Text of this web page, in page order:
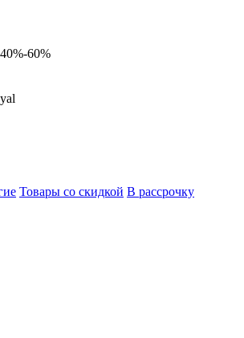
40%-60%
Товары со скидкой В рассрочку